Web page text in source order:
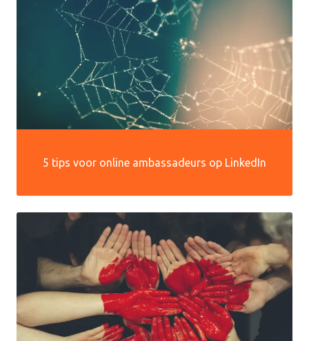
5 tips voor online ambassadeurs op LinkedIn